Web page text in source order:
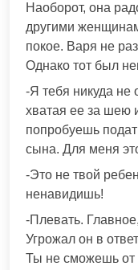
Наоборот, она
другими
покое. Варя не
Однако тот был
-Я тебя никуда не
хватая ее за шею
попробуешь
сына. Для меня
-Это не твой
ненавидишь!
-Плевать.
Угрожал он в
Ты не сможешь от